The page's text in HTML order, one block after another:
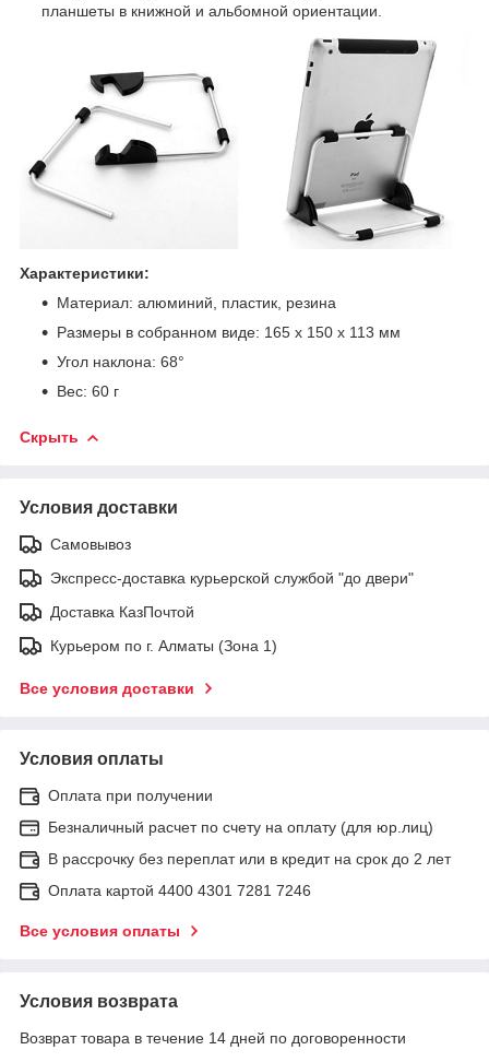
планшеты в книжной и альбомной ориентации.
Характеристики:
Материал: алюминий, пластик, резина
Размеры в собранном виде: 165 x 150 x 113 мм
Угол наклона: 68°
Вес: 60 г
Скрыть
Условия доставки
Самовывоз
Экспресс-доставка курьерской службой "до двери"
Доставка КазПочтой
Курьером по г. Алматы (Зона 1)
Все условия доставки
Условия оплаты
Оплата при получении
Безналичный расчет по счету на оплату (для юр.лиц)
В рассрочку без переплат или в кредит на срок до 2 лет
Оплата картой 4400 4301 7281 7246
Все условия оплаты
Условия возврата
Возврат товара в течение 14 дней по договоренности